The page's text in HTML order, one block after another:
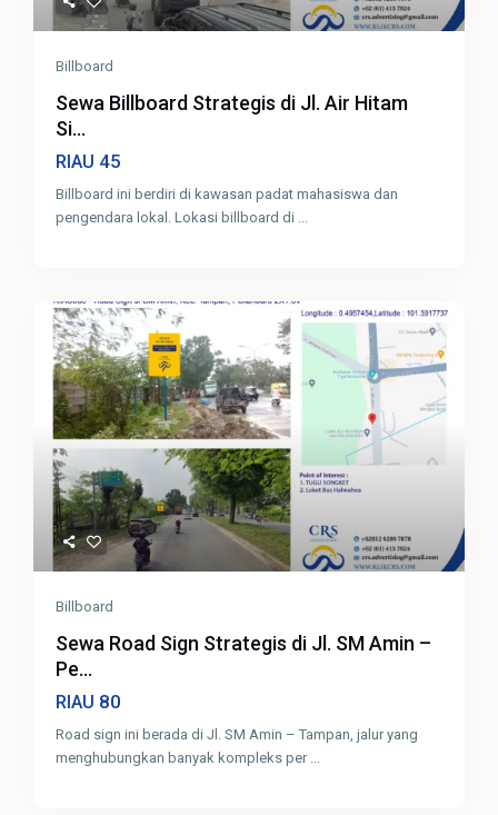
Billboard
Sewa Billboard Strategis di Jl. Air Hitam
Si...
RIAU 45
Billboard ini berdiri di kawasan padat mahasiswa dan
pengendara lokal. Lokasi billboard di ...
Billboard
Sewa Road Sign Strategis di Jl. SM Amin –
Pe...
RIAU 80
Road sign ini berada di Jl. SM Amin – Tampan, jalur yang
menghubungkan banyak kompleks per